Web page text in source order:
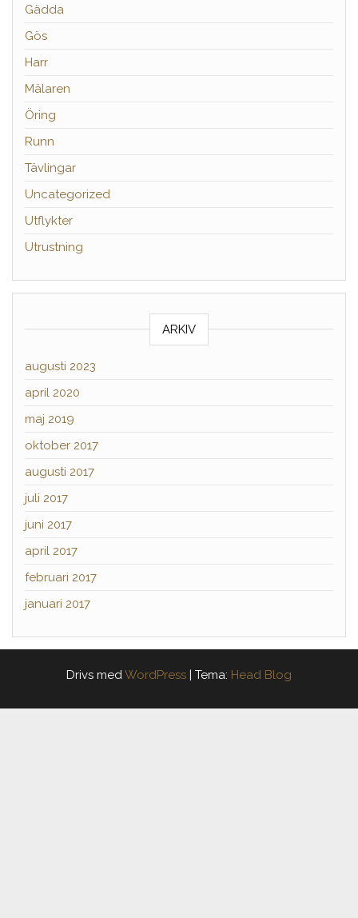
Gädda
Gös
Harr
Mälaren
Öring
Runn
Tävlingar
Uncategorized
Utflykter
Utrustning
ARKIV
augusti 2023
april 2020
maj 2019
oktober 2017
augusti 2017
juli 2017
juni 2017
april 2017
februari 2017
januari 2017
Drivs medWordPress | Tema: Head Blog